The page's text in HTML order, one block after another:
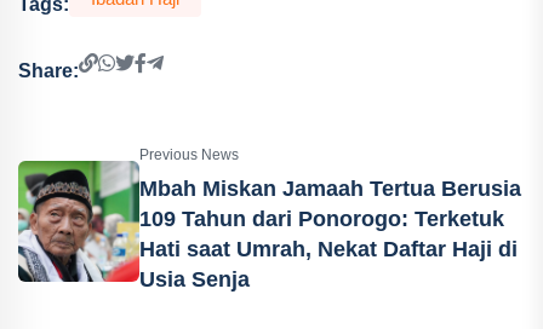
Tags:
Share:
Previous News
Mbah Miskan Jamaah Tertua Berusia
109 Tahun dari Ponorogo: Terketuk
Hati saat Umrah, Nekat Daftar Haji di
Usia Senja